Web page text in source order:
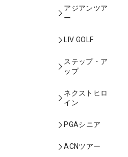
アジアンツア
ー
LIV GOLF
ステップ・ア
ップ
ネクストヒロ
イン
PGAシニア
ACNツアー